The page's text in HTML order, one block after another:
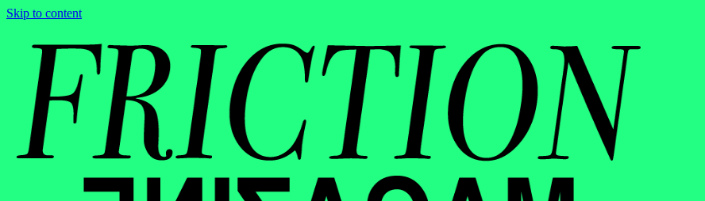
Skip to content